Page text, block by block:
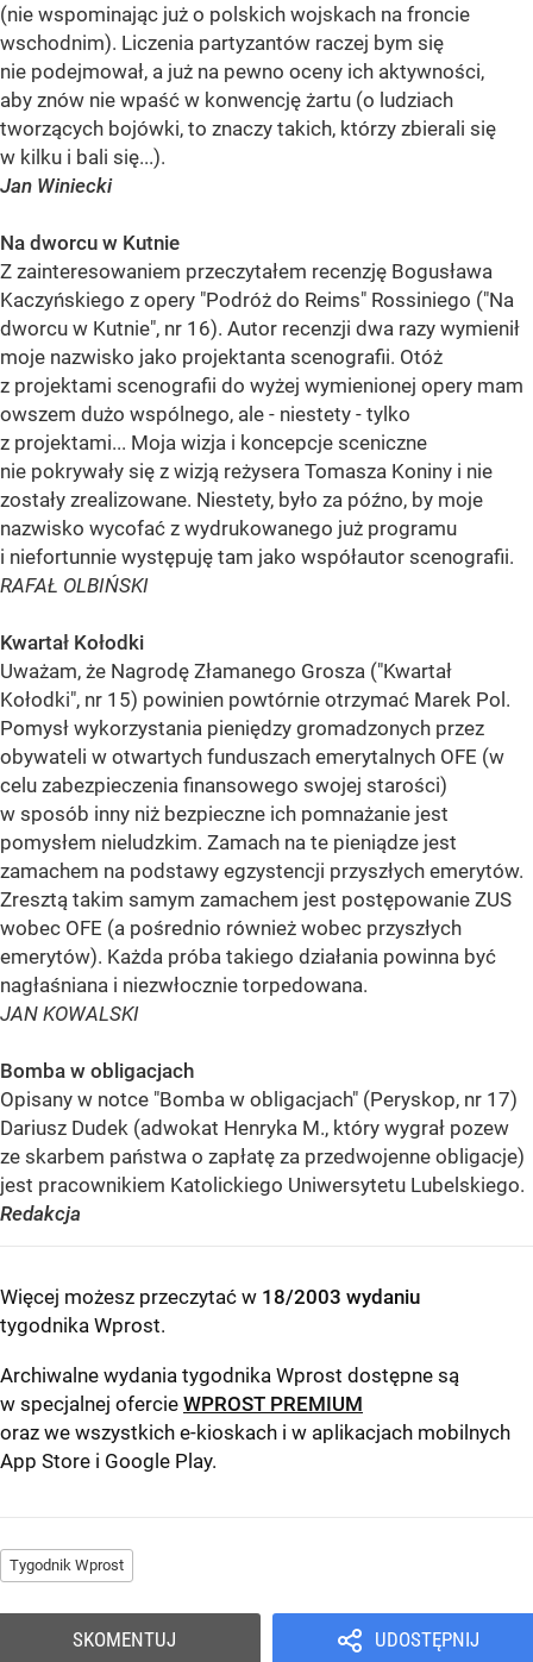
(nie wspominając już o polskich wojskach na froncie
wschodnim). Liczenia partyzantów raczej bym się
nie podejmował, a już na pewno oceny ich aktywności,
aby znów nie wpaść w konwencję żartu (o ludziach
tworzących bojówki, to znaczy takich, którzy zbierali się
w kilku i bali się...).
Jan Winiecki
Na dworcu w Kutnie
Z zainteresowaniem przeczytałem recenzję Bogusława
Kaczyńskiego z opery "Podróż do Reims" Rossiniego ("Na
dworcu w Kutnie", nr 16). Autor recenzji dwa razy wymienił
moje nazwisko jako projektanta scenografii. Otóż
z projektami scenografii do wyżej wymienionej opery mam
owszem dużo wspólnego, ale - niestety - tylko
z projektami... Moja wizja i koncepcje sceniczne
nie pokrywały się z wizją reżysera Tomasza Koniny i nie
zostały zrealizowane. Niestety, było za późno, by moje
nazwisko wycofać z wydrukowanego już programu
i niefortunnie występuję tam jako współautor scenografii.
RAFAŁ OLBIŃSKI
Kwartał Kołodki
Uważam, że Nagrodę Złamanego Grosza ("Kwartał
Kołodki", nr 15) powinien powtórnie otrzymać Marek Pol.
Pomysł wykorzystania pieniędzy gromadzonych przez
obywateli w otwartych funduszach emerytalnych OFE (w
celu zabezpieczenia finansowego swojej starości)
w sposób inny niż bezpieczne ich pomnażanie jest
pomysłem nieludzkim. Zamach na te pieniądze jest
zamachem na podstawy egzystencji przyszłych emerytów.
Zresztą takim samym zamachem jest postępowanie ZUS
wobec OFE (a pośrednio również wobec przyszłych
emerytów). Każda próba takiego działania powinna być
nagłaśniana i niezwłocznie torpedowana.
JAN KOWALSKI
Bomba w obligacjach
Opisany w notce "Bomba w obligacjach" (Peryskop, nr 17)
Dariusz Dudek (adwokat Henryka M., który wygrał pozew
ze skarbem państwa o zapłatę za przedwojenne obligacje)
jest pracownikiem Katolickiego Uniwersytetu Lubelskiego.
Redakcja
Więcej możesz przeczytać w 18/2003 wydaniu
tygodnika Wprost.
Archiwalne wydania tygodnika Wprost dostępne są
w specjalnej ofercie WPROST PREMIUM
oraz we wszystkich e-kioskach i w aplikacjach mobilnych
App Store i Google Play.
Tygodnik Wprost
UDOSTĘPNIJ
SKOMENTUJ